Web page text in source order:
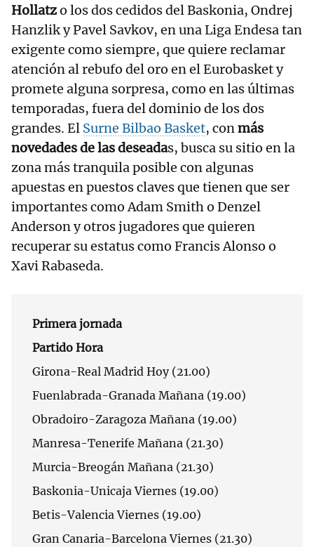
Hollatzo los dos cedidos del Baskonia, Ondrej
Hanzlik y Pavel Savkov, en una Liga Endesa tan
exigente como siempre, que quiere reclamar
atención al rebufo del oro en el Eurobasket y
promete alguna sorpresa, como en las últimas
temporadas, fuera del dominio de los dos
grandes. El Surne Bilbao Basket, conmás
novedades de las deseadas, busca su sitio en la
zona más tranquila posible con algunas
apuestas en puestos claves que tienen que ser
importantes como Adam Smith o Denzel
Anderson y otros jugadores que quieren
recuperar su estatus como Francis Alonso o
Xavi Rabaseda.
Primera jornada
Partido Hora
Girona-Real Madrid Hoy (21.00)
Fuenlabrada-Granada Mañana (19.00)
Obradoiro-Zaragoza Mañana (19.00)
Manresa-Tenerife Mañana (21.30)
Murcia-Breogán Mañana (21.30)
Baskonia-Unicaja Viernes (19.00)
Betis-Valencia Viernes (19.00)
Gran Canaria-Barcelona Viernes (21.30)